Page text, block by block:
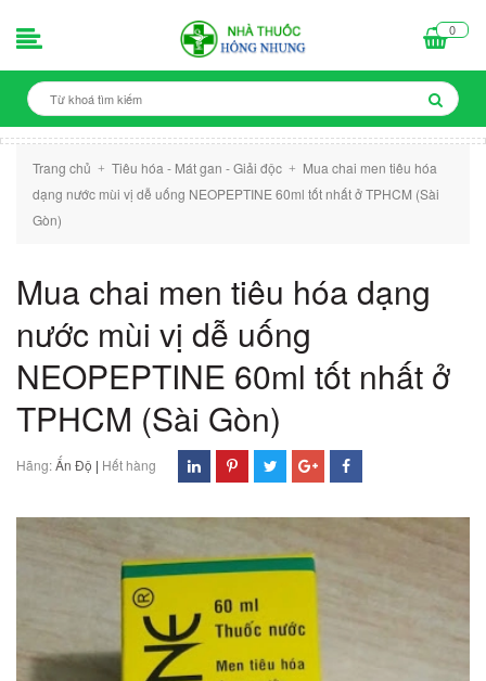
0
Trang chủ + Tiêu hóa - Mát gan - Giải độc +
Mua chai men tiêu hóa
dạng nước mùi vị dễ uống NEOPEPTINE 60ml tốt nhất ở TPHCM (Sài
Gòn)
Mua chai men tiêu hóa dạng
nước mùi vị dễ uống
NEOPEPTINE 60ml tốt nhất ở
TPHCM (Sài Gòn)
Hãng:Ấn Độ | Hết hàng